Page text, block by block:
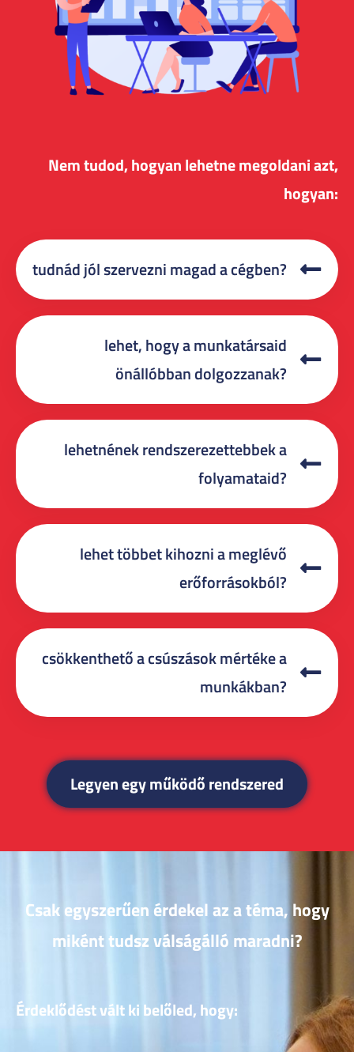
Nem tudod, hogyan lehetne megoldani azt,
hogyan:
tudnád jól szervezni magad a cégben?
lehet, hogy a munkatársaid
önállóbban dolgozzanak?
lehetnének rendszerezettebbek a
folyamataid?
lehet többet kihozni a meglévő
erőforrásokból?
csökkenthető a csúszások mértéke a
munkákban?
Legyen egy működő rendszered
Csak egyszerűen érdekel az a téma, hogy
miként tudsz válságálló maradni?
Érdeklődést vált ki belőled, hogy: